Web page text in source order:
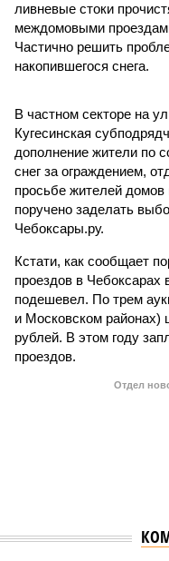
ливневые стоки
междомовыми
Частично решить
накопившегося снега.
В частном секторе на
Кугесинская
дополнение жители по
снег за ограждением,
просьбе жителей
поручено заделать
Чебоксары.ру.
Кстати, как сообщает
проездов в Чебоксарах
подешевел. По трем
и Московском районах)
рублей. В этом году
проездов.
Отдел